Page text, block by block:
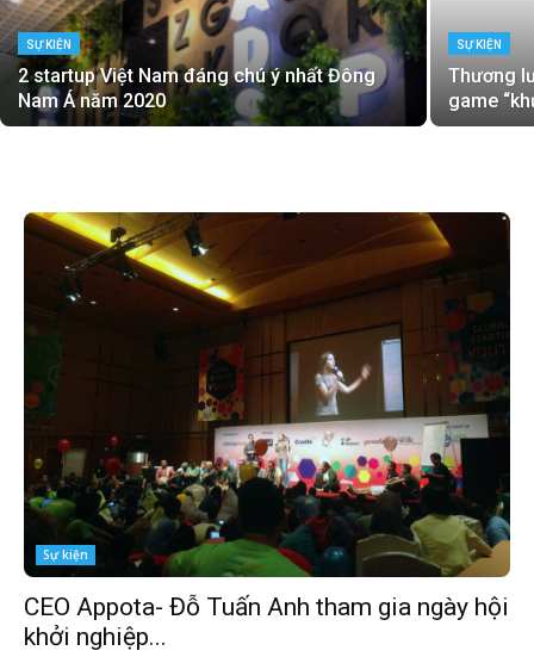
SỰ KIỆN
2 startup Việt Nam đáng chú ý nhất Đông
Nam Á năm 2020
SỰ KIỆN
Thương
game
Sự kiện
CEO Appota- Đỗ Tuấn Anh tham gia ngày hội
khởi nghiệp...